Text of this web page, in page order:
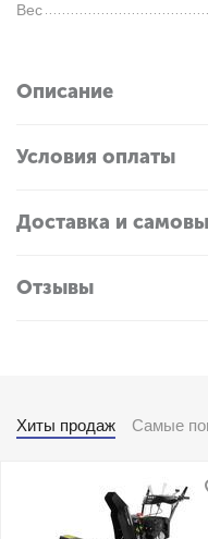
Вес
Описание
Условия оплаты
Доставка и
Отзывы
Хиты продаж Самые